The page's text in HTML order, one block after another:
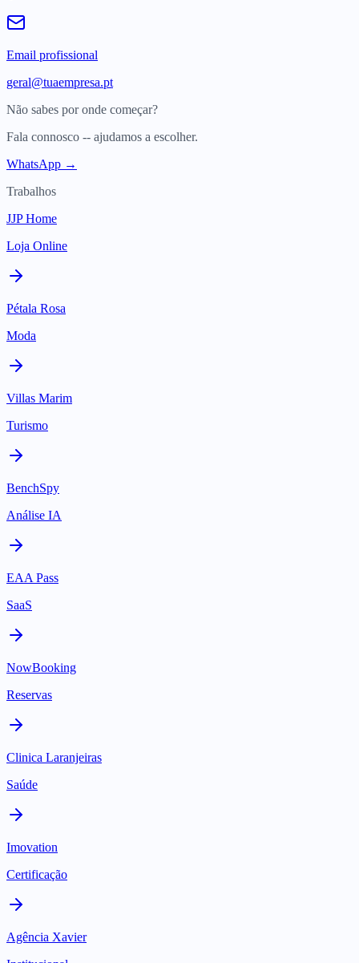
Email profissional
geral@tuaempresa.pt
Não sabes por onde começar?
Fala connosco -- ajudamos a escolher.
WhatsApp →
Trabalhos
JJP Home
Loja Online
Pétala Rosa
Moda
Villas Marim
Turismo
BenchSpy
Análise IA
EAA Pass
SaaS
NowBooking
Reservas
Clinica Laranjeiras
Saúde
Imovation
Certificação
Agência Xavier